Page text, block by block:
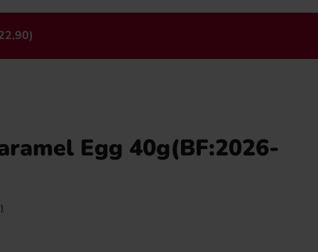
Egg 40g(BF:2026-